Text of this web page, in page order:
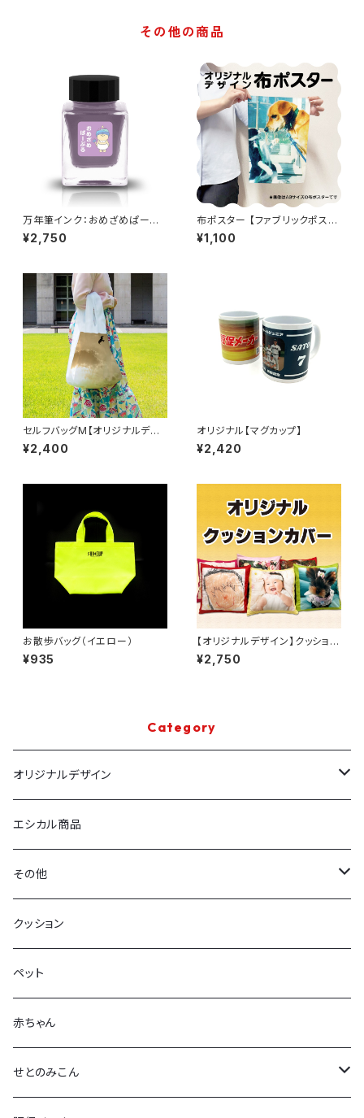
その他の商品
万年筆インク：おめざめぱーぷ
る くわいえっと
¥2,750
布ポスター 【ファブリックポスタ
ー】オリジナルデザイン
¥1,100
セルフバッグM【オリジナルデザ
イン】
¥2,400
オリジナル【マグカップ】
¥2,420
お散歩バッグ（イエロー）
¥935
【オリジナルデザイン】クッション
カバー
¥2,750
Category
オリジナルデザイン
布ポスター
バック
拭く太郎
クッションカバー
ミニタオル
ガラスコースター
エシカル商品
その他
牡蠣グッズ
ブックカバー（経済大学）
お好みバッグ
クッション
ペット
赤ちゃん
せとのみこん